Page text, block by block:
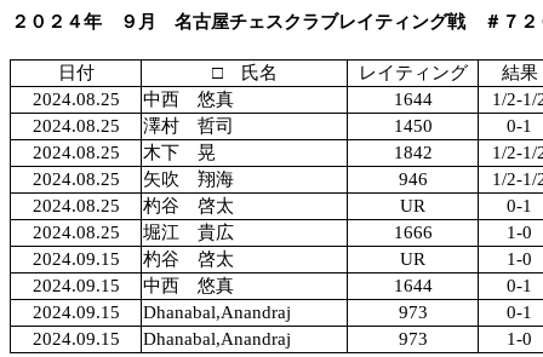
２０２４年 ９月 名古屋チェスクラブレイティング戦 ＃７２
日付 □ 氏名 レイティング
結果
2024.08.25
中西 悠真 1644
1/2-1/
2024.08.25
澤村 哲司 1450
0-1
2024.08.25
木下 晃 1842
1/2-1/
2024.08.25
矢吹 翔海 946
1/2-1/
2024.08.25
杓谷 啓太 UR
0-1
2024.08.25
堀江 貴広 1666
1-0
2024.09.15
杓谷 啓太 UR
1-0
2024.09.15
中西 悠真 1644
0-1
2024.09.15
Dhanabal,Anandraj 973
0-1
2024.09.15
Dhanabal,Anandraj 973 1-0